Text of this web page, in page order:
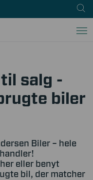
salg -
biler
Biler – hele
eller benyt
bil, der matcher